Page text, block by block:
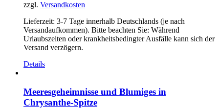
zzgl. Versandkosten
Lieferzeit: 3-7 Tage innerhalb Deutschlands (je nach
Versandaufkommen). Bitte beachten Sie: Während
Urlaubszeiten oder krankheitsbedingter Ausfälle kann sich der
Versand verzögern.
Details
Meeresgeheimnisse und Blumiges in
Chrysanthe-Spitze